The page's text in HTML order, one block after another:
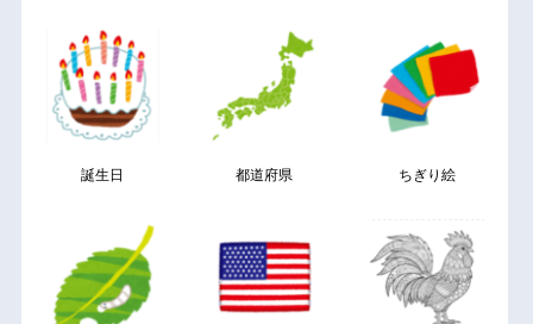
誕生日 都道府県 ちぎり絵